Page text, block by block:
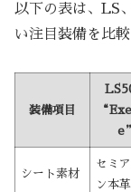
以下の表は、LS
い注目装備を比
装備項目
e”
シート素材
セミ
ン本革